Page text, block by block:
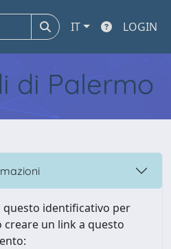
IT LOGIN
di Palermo
questo identificativo per
creare un link a questo